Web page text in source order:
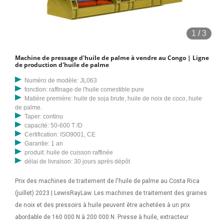
palme omniprésente. Cette machine peut être obtenue auprès de
entre 500 000 et ₦. Nous proposons une presse combinée d'une
pour 17 999 $. La ligne peut également être utilisée pour tous les
d'arachide, l'huile de palme, l'huile de palmiste, l'huile de maïs, etc.
toutes les graines oléagineuses
1 /3
Machine de pressage d'huile de palme à vendre au Congo | Ligne
de production d'huile de palme
Numéro de modèle: JL063
fonction: raffinage de l'huile comestible pure
Matière première: huile de soja brute, huile de noix de coco, huile
de palme.
Taper: continu
capacité: 50-600 T /D
Certification: ISO9001, CE
Garantie: 1 an
produit: huile de cuisson raffinée
délai de livraison: 30 jours après dépôt
Prix des machines de traitement de l'huile de palme au Costa Rica
(juillet) 2023 | LewisRayLaw. Les machines de traitement des graines
de noix et des pressoirs à huile peuvent être achetées à un prix
abordable de 160 000 N à 200 000 N. Presse à huile, extracteur